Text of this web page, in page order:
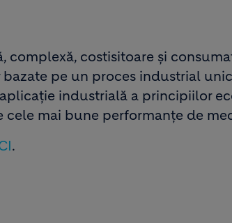
complexă, costisitoare și
pe un proces industrial
industrială a principiilor
cele mai bune performanțe de
.